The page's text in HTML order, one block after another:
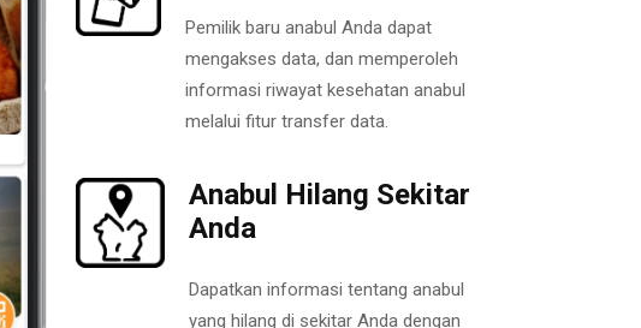
Pemilik baru anabul Anda dapat
mengakses data, dan memperoleh
informasi riwayat kesehatan anabul
melalui fitur transfer data.
Anabul Hilang Sekitar
Anda
Dapatkan informasi tentang anabul
yang hilang di sekitar Anda dengan